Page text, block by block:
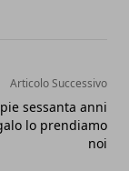
Articolo Successivo
sessanta anni
lo prendiamo
noi